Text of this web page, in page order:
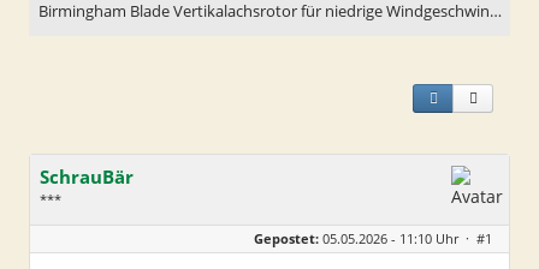
Birmingham Blade Vertikalachsrotor für niedrige Windgeschwin…
SchrauBär
***
Geschlecht:
keine Angabe
Beiträge:
38
Gepostet: 05.05.2026 - 11:10 Uhr · #1